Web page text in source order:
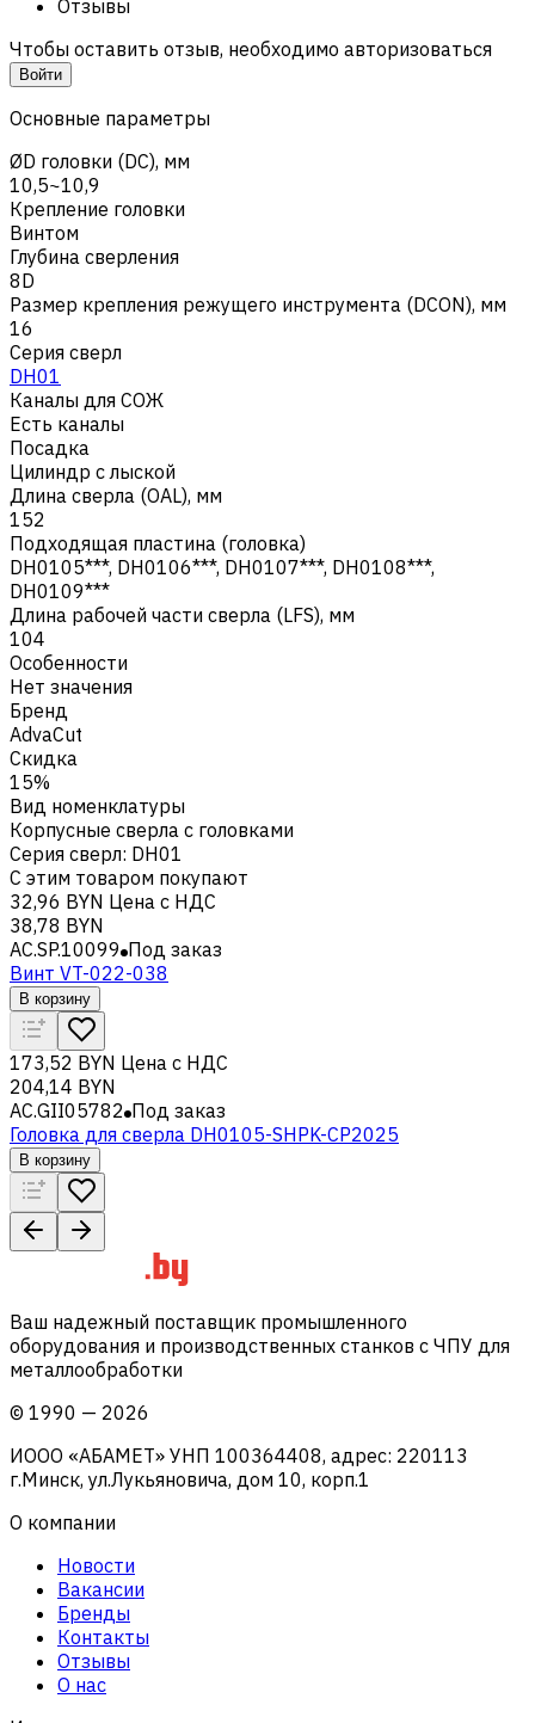
Отзывы
Чтобы оставить отзыв, необходимо авторизоваться
Войти
Основные параметры
ØD головки (DC), мм
10,5~10,9
Крепление головки
Винтом
Глубина сверления
8D
Размер крепления режущего инструмента (DCON), мм
16
Серия сверл
DH01
Каналы для СОЖ
Есть каналы
Посадка
Цилиндр с лыской
Длина сверла (OAL), мм
152
Подходящая пластина (головка)
DH0105***, DH0106***, DH0107***, DH0108***,
DH0109***
Длина рабочей части сверла (LFS), мм
104
Особенности
Нет значения
Бренд
AdvaCut
Скидка
15%
Вид номенклатуры
Корпусные сверла с головками
Серия сверл: DH01
С этим товаром покупают
32,96 BYN Цена с НДС
38,78 BYN
AC.SP.10099 Под заказ
Винт VT-022-038
В корзину
173,52 BYN Цена с НДС
204,14 BYN
AC.GII05782 Под заказ
Головка для сверла DH0105-SHPK-CP2025
В корзину
Ваш надежный поставщик промышленного
оборудования и производственных станков с ЧПУ для
металлообработки
© 1990 — 2026
ИООО «АБАМЕТ» УНП 100364408, адрес: 220113
г.Минск, ул.Лукьяновича, дом 10, корп.1
О компании
Новости
Вакансии
Бренды
Контакты
Отзывы
О нас